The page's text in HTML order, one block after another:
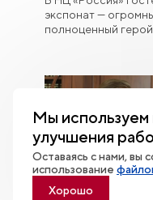
экспонат —
полноценный
Мы используем
улучшения
Оставаясь с нами, вы
использование
Хорошо